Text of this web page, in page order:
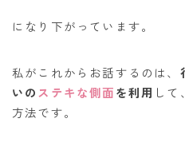
になり下がっています。
私がこれからお話するのは、
いのステキな側面を利用 し
方法です。